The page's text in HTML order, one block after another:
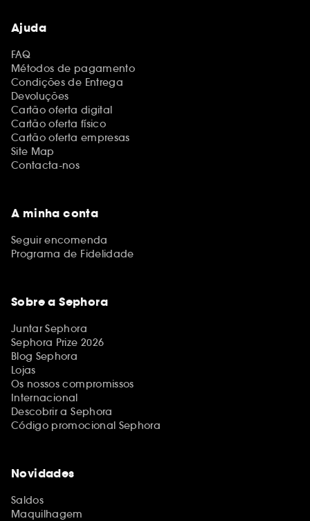
Ajuda
FAQ
Métodos de pagamento
Condições de Entrega
Devoluções
Cartão oferta digital
Cartão oferta físico
Cartão oferta empresas
Site Map
Contacta-nos
A minha conta
Seguir encomenda
Programa de Fidelidade
Sobre a Sephora
Juntar Sephora
Sephora Prize 2026
Blog Sephora
Lojas
Os nossos compromissos
Internacional
Descobrir a Sephora
Código promocional Sephora
Novidades
Saldos
Maquilhagem